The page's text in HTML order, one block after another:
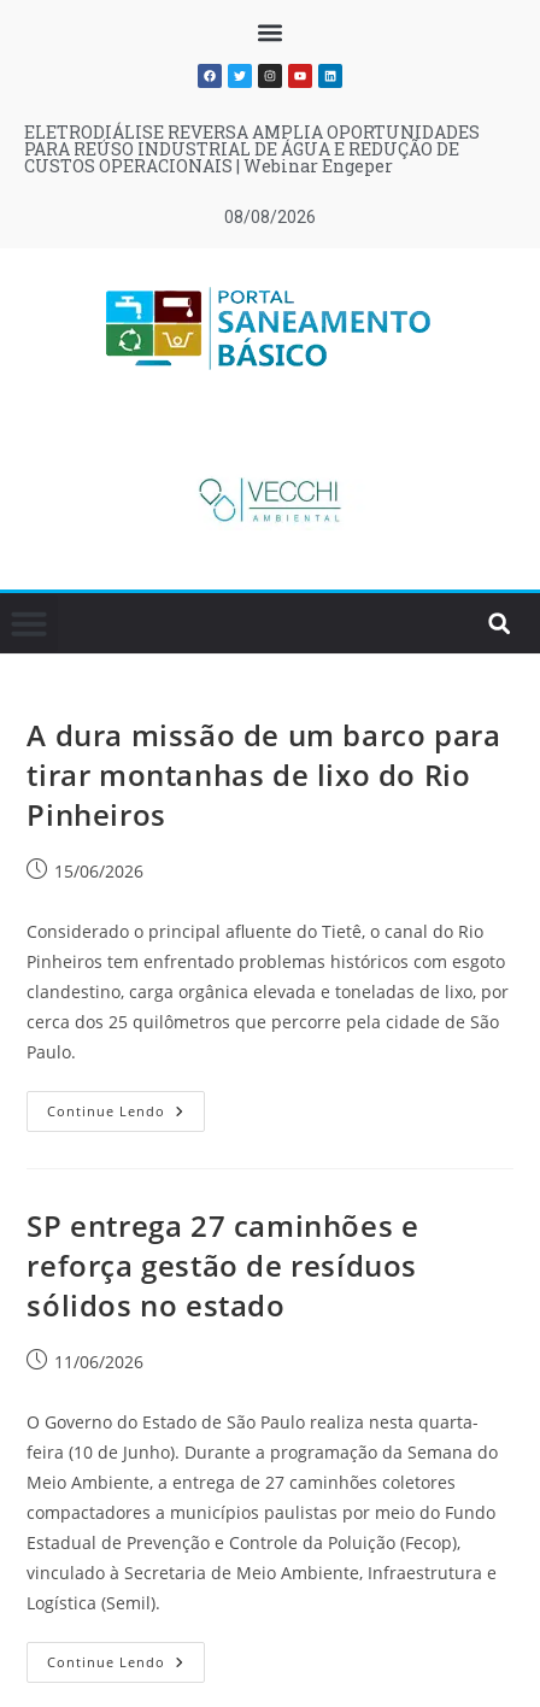
08/08/2026
ELETRODIÁLISE REVERSA AMPLIA OPORTUNIDADES
PARA REÚSO INDUSTRIAL DE ÁGUA E REDUÇÃO DE
CUSTOS OPERACIONAIS | Webinar Engeper
A dura missão de um barco para
tirar montanhas de lixo do Rio
Pinheiros
15/06/2026
Considerado o principal afluente do Tietê, o canal do Rio
Pinheiros tem enfrentado problemas históricos com esgoto
clandestino, carga orgânica elevada e toneladas de lixo, por
cerca dos 25 quilômetros que percorre pela cidade de São
Paulo.
Continue Lendo
SP entrega 27 caminhões e
reforça gestão de resíduos
sólidos no estado
11/06/2026
O Governo do Estado de São Paulo realiza nesta quarta-
feira (10 de Junho). Durante a programação da Semana do
Meio Ambiente, a entrega de 27 caminhões coletores
compactadores a municípios paulistas por meio do Fundo
Estadual de Prevenção e Controle da Poluição (Fecop),
vinculado à Secretaria de Meio Ambiente, Infraestrutura e
Logística (Semil).
Continue Lendo